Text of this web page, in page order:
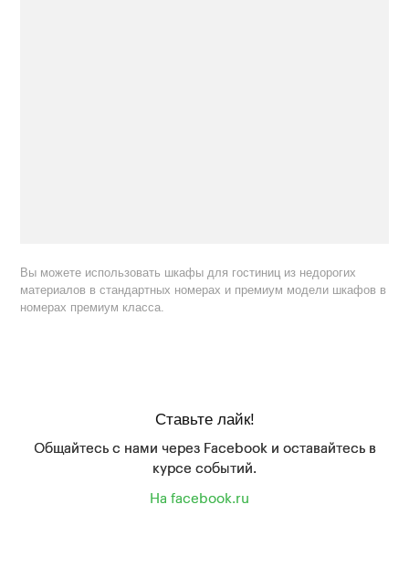
Вы можете использовать шкафы для гостиниц из недорогих
материалов в стандартных номерах и премиум модели шкафов в
номерах премиум класса.
Ставьте лайк!
Общайтесь с нами через Facebook и оставайтесь в
курсе событий.
На facebook.ru